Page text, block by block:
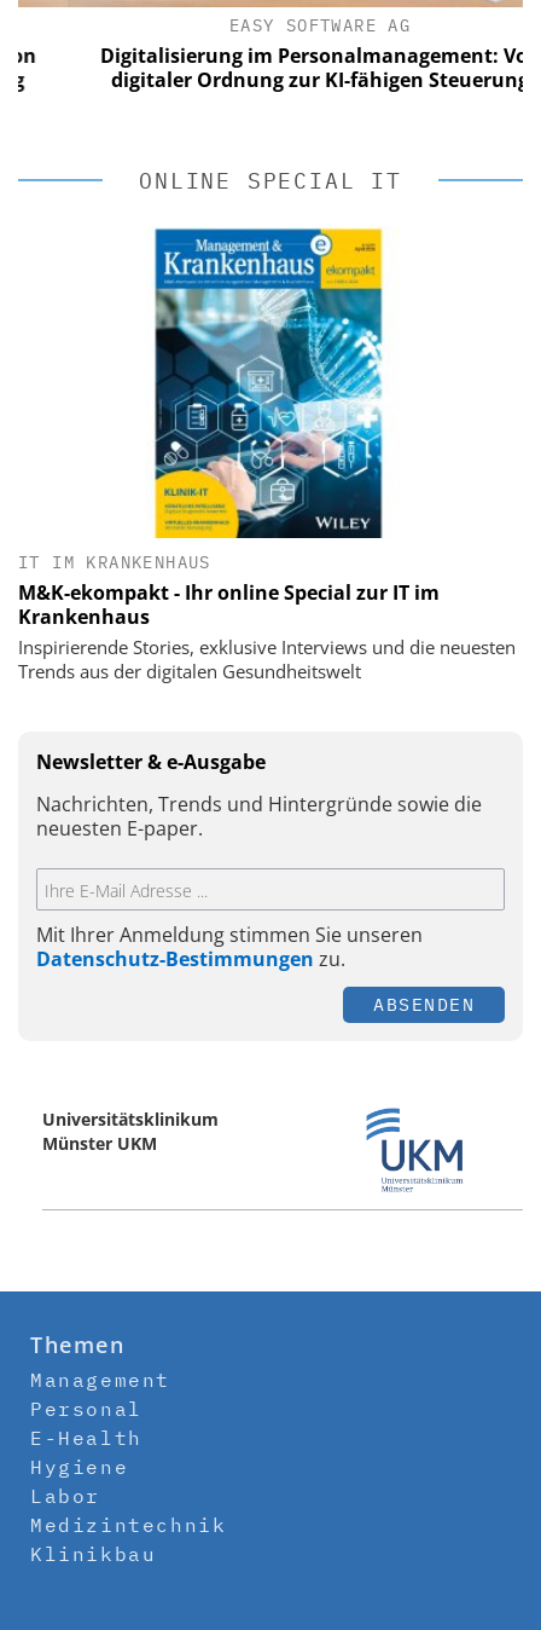
EASY SOFTWARE AG
Digitalisierung im Personalmanagement: Von
digitaler Ordnung zur KI-fähigen Steuerung
ONLINE SPECIAL IT
IT IM KRANKENHAUS
M&K-ekompakt - Ihr online Special zur IT im
Krankenhaus
Inspirierende Stories, exklusive Interviews und die neuesten
Trends aus der digitalen Gesundheitswelt
Newsletter & e-Ausgabe
Nachrichten, Trends und Hintergründe sowie die
neuesten E-paper.
Mit Ihrer Anmeldung stimmen Sie unseren
Datenschutz-Bestimmungen zu.
ABSENDEN
Universitätsklinikum
Münster UKM
Themen
Management
Personal
E-Health
Hygiene
Labor
Medizintechnik
Klinikbau